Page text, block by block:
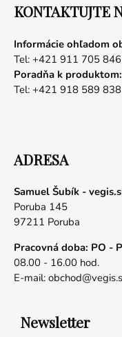
KONTAKTUJTE
Informácie ohľadom
Tel: +421 911 705 846
Poradňa k produktom:
Tel: +421 918 589 838
ADRESA
Samuel Šubík -
Poruba 145
97211 Poruba
Pracovná doba: PO -
08.00 - 16.00 hod.
E-mail:
Newsletter